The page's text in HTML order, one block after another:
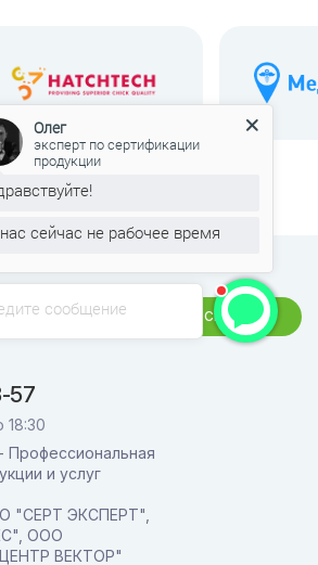
57
и услуг
"СЕРТ ЭКСПЕРТ",
ООО
ВЕКТОР"
Связаться
сообщение
Олег
эксперт по сертификации
продукции
сейчас не рабочее время